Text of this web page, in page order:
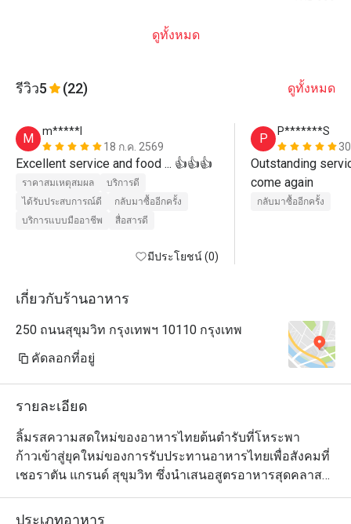
ดูทั้งหมด
รีวิว5 (22) ดูทั้งหมด
M
m*****l
18 ก.ค. 2569
Excellent service and food ... 👍👍👍
ราคาสมเหตุสมผล
บริการดี
ได้รับประสบการณ์ดี
กลับมาซื้ออีกครั้ง
บริการแบบมืออาชีพ
สื่อสารดี
มีประโยชน์ (0)
P
P*******S
Outstanding
come again
กลับมาซื้ออีกครั้ง
เกี่ยวกับร้านอาหาร
250 ถนนสุขุมวิท กรุงเทพฯ 10110 กรุงเทพ
คัดลอกที่อยู่
รายละเอียด
ลิ้มรสความสดใหม่ของอาหารไทยต้นตำรับที่โหระพา
ก้าวเข้าสู่ยุคใหม่ของการรับประทานอาหารไทยเพื่อสังคมที่
เชอราตัน แกรนด์ สุขุมวิท ซึ่งนำเสนอสูตรอาหารสุดคลาส
สิกใน
มีสไตล์ร่วมสมัยใจกลางกรุงเทพฯ
ประเภทอาหาร